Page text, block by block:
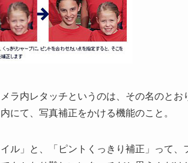
ラ内レタッチというのは、その名のとお
にて、写真補正をかける機能のこと。
ル」と、「ピントくっきり補正」って、